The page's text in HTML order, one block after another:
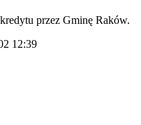
przez Gminę Raków.
12:39